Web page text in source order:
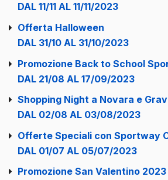
DAL 11/11 AL 11/11/2023
Offerta Halloween
DAL 31/10 AL 31/10/2023
Promozione Back to School
DAL 21/08 AL 17/09/2023
Shopping Night a Novara e
DAL 02/08 AL 03/08/2023
Offerte Speciali con Sportway
DAL 01/07 AL 05/07/2023
Promozione San Valentino 2023